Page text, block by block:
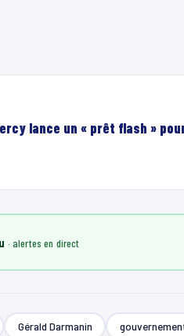
lance un « prêt flash »
Gérald Darmanin